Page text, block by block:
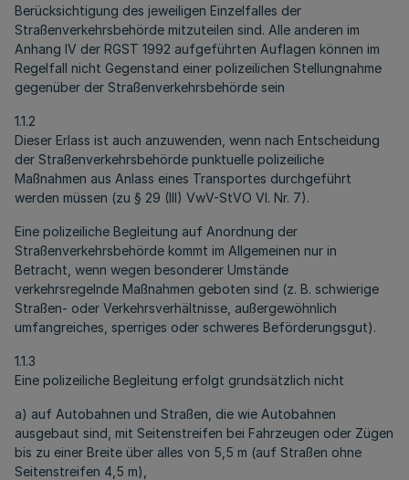
Berücksichtigung des jeweiligen Einzelfalles der
Straßenverkehrsbehörde mitzuteilen sind. Alle anderen im
Anhang IV der RGST 1992 aufgeführten Auflagen können im
Regelfall nicht Gegenstand einer polizeilichen Stellungnahme
gegenüber der Straßenverkehrsbehörde sein
1.1.2
Dieser Erlass ist auch anzuwenden, wenn nach Entscheidung
der Straßenverkehrsbehörde punktuelle polizeiliche
Maßnahmen aus Anlass eines Transportes durchgeführt
werden müssen (zu § 29 (III) VwV-StVO VI. Nr. 7).
Eine polizeiliche Begleitung auf Anordnung der
Straßenverkehrsbehörde kommt im Allgemeinen nur in
Betracht, wenn wegen besonderer Umstände
verkehrsregelnde Maßnahmen geboten sind (z. B. schwierige
Straßen- oder Verkehrsverhältnisse, außergewöhnlich
umfangreiches, sperriges oder schweres Beförderungsgut).
1.1.3
Eine polizeiliche Begleitung erfolgt grundsätzlich nicht
a) auf Autobahnen und Straßen, die wie Autobahnen
ausgebaut sind, mit Seitenstreifen bei Fahrzeugen oder Zügen
bis zu einer Breite über alles von 5,5 m (auf Straßen ohne
Seitenstreifen 4,5 m),